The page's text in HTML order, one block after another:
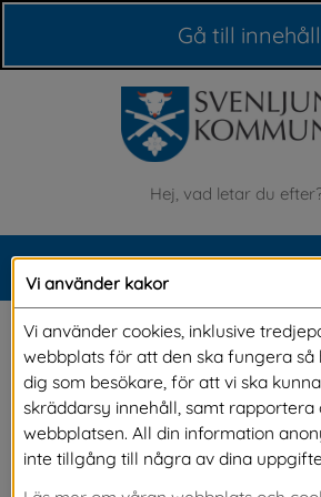
Gå till innehåll
Sök
Meny
Gymnasium
Svenljunga kommun driver
gymnasieskola. Våra
alla gymnasieskolor i
Vi använder kakor
Vi använder cookies, inklusive
webbplats för att den ska fungera
dig som besökare, för att vi ska
skräddarsy innehåll, samt
webbplatsen. All din information
inte tillgång till några av dina